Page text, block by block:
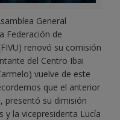
General
Federación de
renovó su comisión
del Centro Ibai
vuelve de este
que el anterior
presentó su dimisión
y la vicepresidenta Lucía